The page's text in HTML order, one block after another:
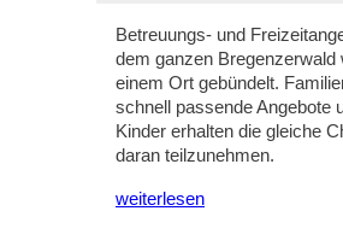
Betreuungs- und
dem ganzen Bregenzerwald
einem Ort gebündelt.
schnell passende Angebote
Kinder erhalten die gleiche
daran teilzunehmen.
weiterlesen